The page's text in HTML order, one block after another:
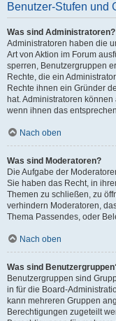
Benutzer-Stufen und
Was sind Administratoren?
Administratoren haben die
Art von Aktion im Forum
sperren, Benutzergruppen
Rechte, die ein
Rechte ihnen ein Gründer
hat. Administratoren
wenn ihnen das
Nach oben
Was sind Moderatoren?
Die Aufgabe der
Sie haben das Recht, in
Themen zu schließen, zu
verhindern Moderatoren,
Thema Passendes, oder
Nach oben
Was sind
Benutzergruppen sind
in für die Board-
kann mehreren Gruppen
Berechtigungen zugeteilt